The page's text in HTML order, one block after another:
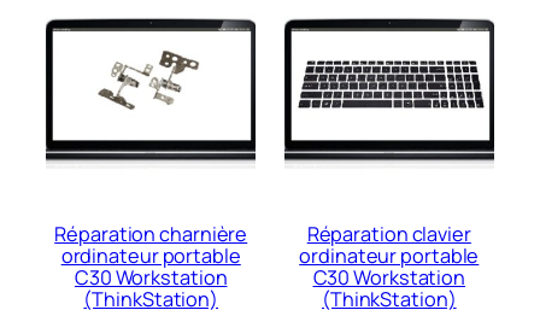
Réparation charnière
ordinateur portable
C30 Workstation
(ThinkStation)
Réparation clavier
ordinateur portable
C30 Workstation
(ThinkStation)